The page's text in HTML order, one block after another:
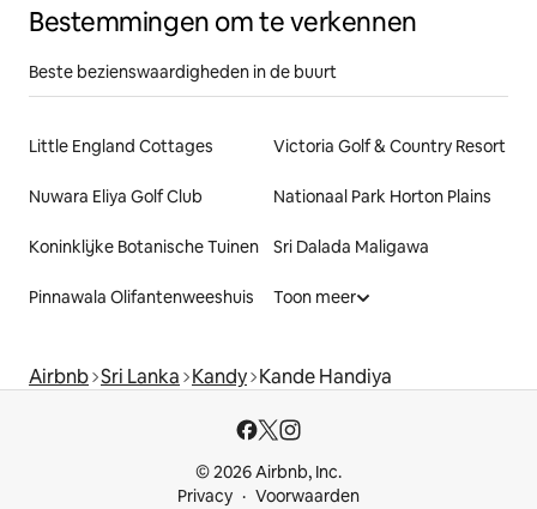
Bestemmingen om te verkennen
Beste bezienswaardigheden in de buurt
Little England Cottages Victoria Golf & Country Resort
Nuwara Eliya Golf Club Nationaal Park Horton Plains
Koninklijke Botanische Tuinen Sri Dalada Maligawa
Pinnawala Olifantenweeshuis Toon meer
Airbnb Sri Lanka Kandy Kande Handiya
© 2026 Airbnb, Inc.
Privacy
Voorwaarden